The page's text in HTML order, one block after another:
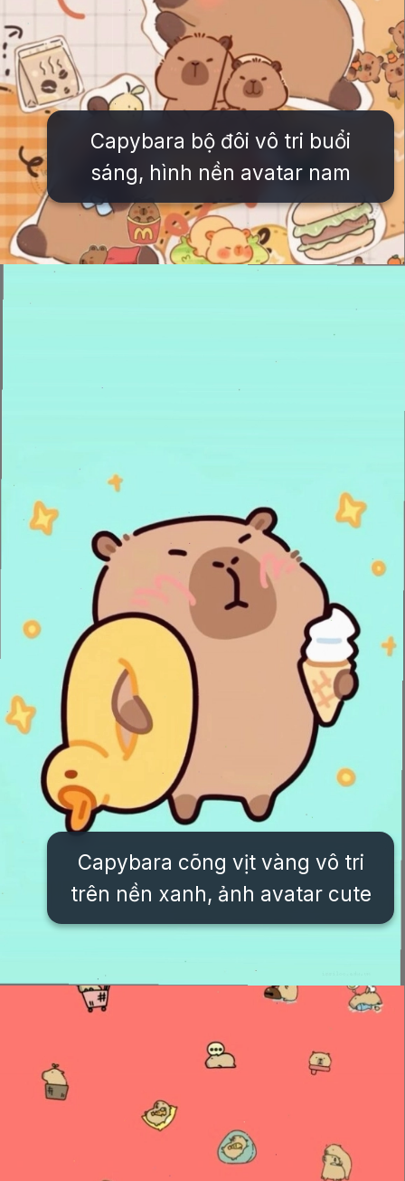
Capybara bộ đôi vô tri buổi
sáng, hình nền avatar nam
Capybara cõng vịt vàng vô tri
trên nền xanh, ảnh avatar cute
Đang mở https://issiloo.edu.vn/hinh-nen-avatar-cute